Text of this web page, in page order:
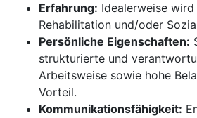
Erfahrung: Idealerweise
Rehabilitation und/oder
Persönliche Eigenschaften:
strukturierte und
Arbeitsweise sowie hohe
Vorteil.
Kommunikationsfähigkeit: